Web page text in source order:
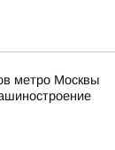
метро Москвы